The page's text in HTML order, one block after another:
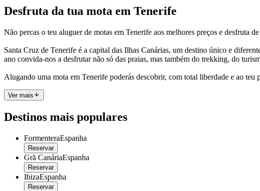
Desfruta da tua mota em Tenerife
Não percas o teu aluguer de motas em Tenerife aos melhores preços e desfruta
Santa Cruz de Tenerife é a capital das Ilhas Canárias, um destino único e
ano convida-nos a desfrutar não só das praias, mas também do trekking, do
Alugando uma mota em Tenerife poderás descobrir, com total liberdade e ao
Ver mais
Destinos mais populares
FormenteraEspanha
Reservar
Grã CanáriaEspanha
Reservar
IbizaEspanha
Reservar